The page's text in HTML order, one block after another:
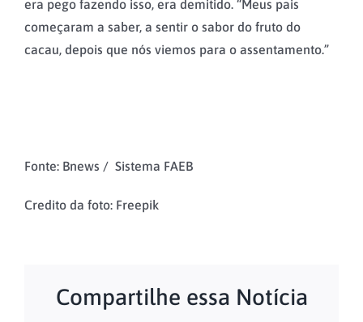
era pego fazendo isso, era demitido. “Meus pais
começaram a saber, a sentir o sabor do fruto do
cacau, depois que nós viemos para o assentamento.”
Fonte: Bnews / Sistema FAEB
Credito da foto: Freepik
Compartilhe essa Notícia